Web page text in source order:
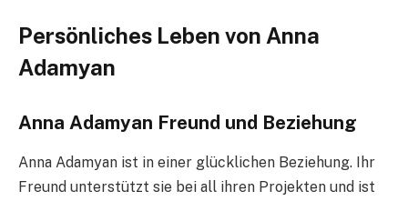
Persönliches Leben von Anna
Adamyan
Anna Adamyan Freund und Beziehung
Anna Adamyan ist in einer glücklichen Beziehung. Ihr
Freund unterstützt sie bei all ihren Projekten und ist